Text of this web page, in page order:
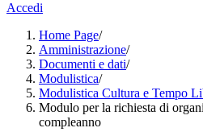
Accedi
Home Page/
Amministrazione/
Documenti e dati/
Modulistica/
Modulistica Cultura e Tempo
Modulo per la richiesta di
compleanno